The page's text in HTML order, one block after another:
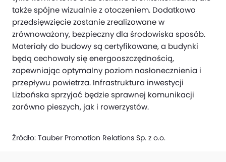
także spójne wizualnie z otoczeniem. Dodatkowo
przedsięwzięcie zostanie zrealizowane w
zrównoważony, bezpieczny dla środowiska sposób.
Materiały do budowy są certyfikowane, a budynki
będą cechowały się energooszczędnością,
zapewniając optymalny poziom nasłonecznienia i
przepływu powietrza. Infrastruktura inwestycji
Lizbońska sprzyjać będzie sprawnej komunikacji
zarówno pieszych, jak i rowerzystów.
Źródło: Tauber Promotion Relations Sp. z o.o.